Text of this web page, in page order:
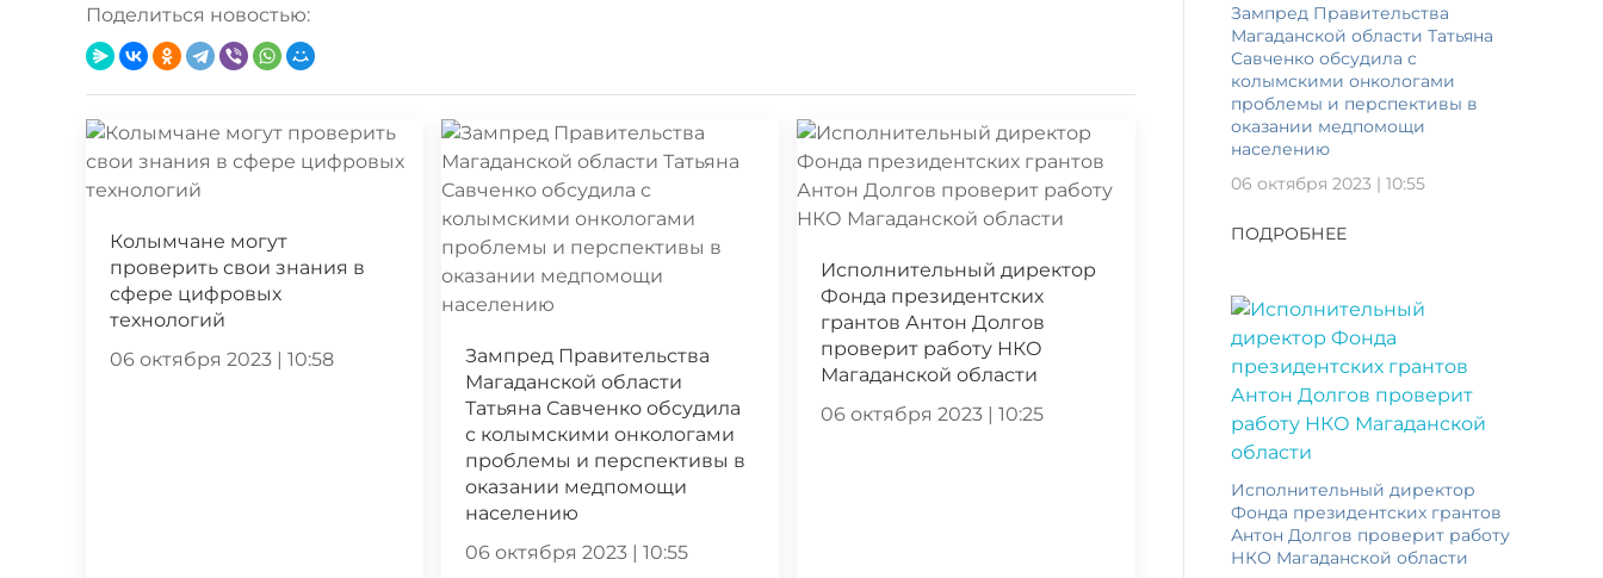
Поделиться новостью:
Колымчане могут
проверить свои знания в
сфере цифровых
технологий
06 октября 2023 | 10:58
Зампред Правительства
Магаданской области
Татьяна Савченко обсудила
с колымскими онкологами
проблемы и перспективы в
оказании медпомощи
населению
06 октября 2023 | 10:55
Исполнительный директор
Фонда президентских
грантов Антон Долгов
проверит работу НКО
Магаданской области
06 октября 2023 | 10:25
Зампред Правительства
Магаданской области Татьяна
Савченко обсудила с
колымскими онкологами
проблемы и перспективы в
оказании медпомощи
населению
06 октября 2023 | 10:55
ПОДРОБНЕЕ
Исполнительный директор
Фонда президентских грантов
Антон Долгов проверит работу
НКО Магаданской области